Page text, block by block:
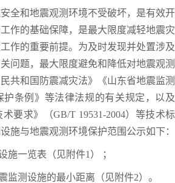
全和地震观测环境不受破坏，是有效开
作的基础保障，是最大限度减轻地震灾
作的重要前提。为及时发现并处置涉及
问题，最大限度避免和降低对地震观测
共和国防震减灾法》《山东省地震监测
护条例》等法律法规的有关规定，以及
术要求》（GB/T 19531-2004）等技术标
施与地震观测环境保护范围公示如下：
施一览表（见附件1） ；
监测设施的最小距离（见附件2）。